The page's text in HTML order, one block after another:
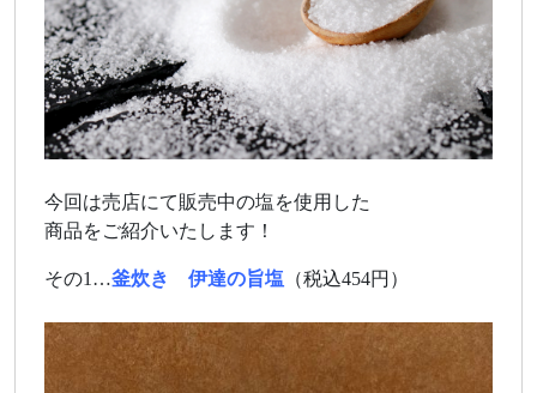
今回は売店にて販売中の塩を使用した
商品をご紹介いたします！
その1…釜炊き 伊達の旨塩 （税込454円）